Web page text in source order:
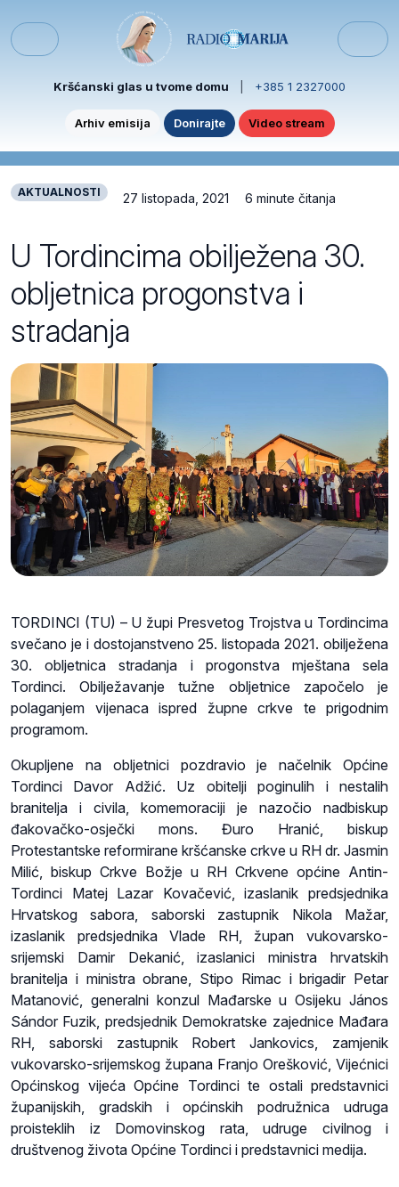
Menu
Kršćanski glas u tvome domu +385 1 2327000
Arhiv emisija Donirajte Video stream
AKTUALNOSTI 27 listopada, 2021 6 minute čitanja
U Tordincima obilježena 30.
obljetnica progonstva i
stradanja
TORDINCI (TU) – U župi Presvetog Trojstva u Tordincima
svečano je i dostojanstveno 25. listopada 2021. obilježena
30. obljetnica stradanja i progonstva mještana sela
Tordinci. Obilježavanje tužne obljetnice započelo je
polaganjem vijenaca ispred župne crkve te prigodnim
programom.
Okupljene na obljetnici pozdravio je načelnik Općine
Tordinci Davor Adžić. Uz obitelji poginulih i nestalih
branitelja i civila, komemoraciji je nazočio nadbiskup
đakovačko-osječki mons. Đuro Hranić, biskup
Protestantske reformirane kršćanske crkve u RH dr. Jasmin
Milić, biskup Crkve Božje u RH Crkvene općine Antin-
Tordinci Matej Lazar Kovačević, izaslanik predsjednika
Hrvatskog sabora, saborski zastupnik Nikola Mažar,
izaslanik predsjednika Vlade RH, župan vukovarsko-
srijemski Damir Dekanić, izaslanici ministra hrvatskih
branitelja i ministra obrane, Stipo Rimac i brigadir Petar
Matanović, generalni konzul Mađarske u Osijeku János
Sándor Fuzik, predsjednik Demokratske zajednice Mađara
RH, saborski zastupnik Robert Jankovics, zamjenik
vukovarsko-srijemskog župana Franjo Orešković, Vijećnici
Općinskog vijeća Općine Tordinci te ostali predstavnici
županijskih, gradskih i općinskih podružnica udruga
proisteklih iz Domovinskog rata, udruge civilnog i
društvenog života Općine Tordinci i predstavnici medija.